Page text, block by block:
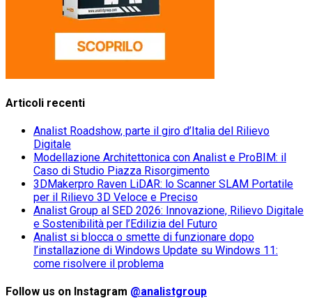
Articoli recenti
Analist Roadshow, parte il giro d’Italia del Rilievo
Digitale
Modellazione Architettonica con Analist e ProBIM: il
Caso di Studio Piazza Risorgimento
3DMakerpro Raven LiDAR: lo Scanner SLAM Portatile
per il Rilievo 3D Veloce e Preciso
Analist Group al SED 2026: Innovazione, Rilievo Digitale
e Sostenibilità per l’Edilizia del Futuro
Analist si blocca o smette di funzionare dopo
l’installazione di Windows Update su Windows 11:
come risolvere il problema
Follow us on Instagram @analistgroup